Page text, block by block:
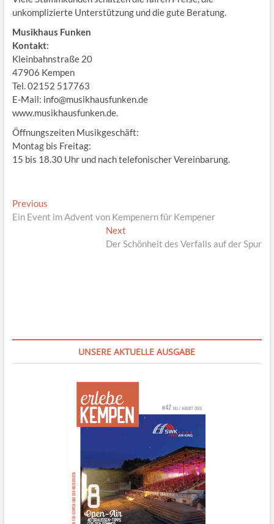
unkomplizierte Unterstützung und die gute Beratung.
Musikhaus Funken
Kontakt:
Kleinbahnstraße 20
47906 Kempen
Tel. 02152 517763
E-Mail: info@musikhausfunken.de
www.musikhausfunken.de.
Öffnungszeiten Musikgeschäft:
Montag bis Freitag:
15 bis 18.30 Uhr und nach telefonischer Vereinbarung.
Beitragsnavigation
PreviousPrevious
post:
Ein Event im Advent von Kempenern für Kempener
Next
post:
Der Schönheit des Verfalls auf der Spur
UNSERE AKTUELLE AUSGABE